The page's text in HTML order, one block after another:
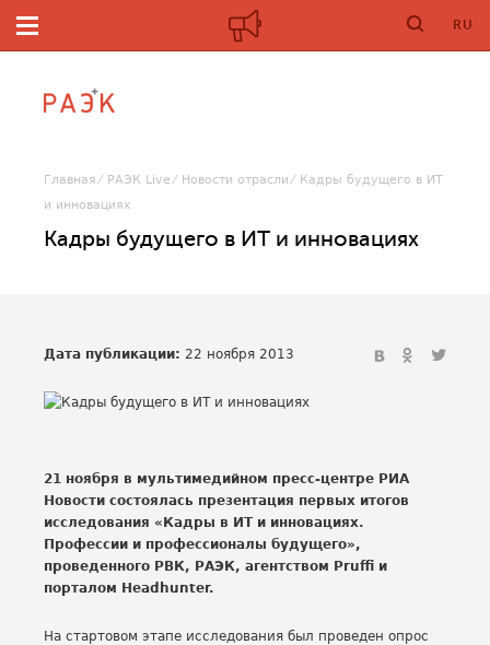
RU
Главная РАЭК Live Новости отрасли
Кадры будущего в ИТ
и инновациях
Кадры будущего в ИТ и инновациях
Дата публикации: 22 ноября 2013
21 ноября в мультимедийном пресс-центре РИА
Новости состоялась презентация первых итогов
исследования «Кадры в ИТ и инновациях.
Профессии и профессионалы будущего»,
проведенного РВК, РАЭК, агентством Pruffi и
порталом Headhunter.
На стартовом этапе исследования был проведен опрос